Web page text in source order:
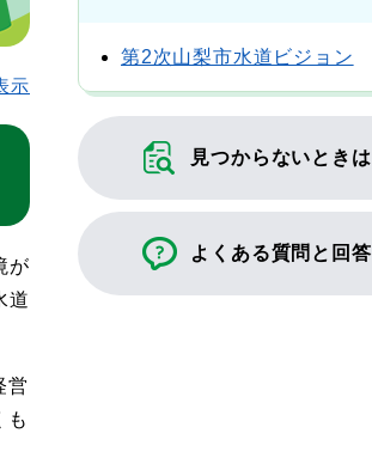
示
が
道
営
も
第2次山梨市水道ビジョン
見つからないときは
よくある質問と回答